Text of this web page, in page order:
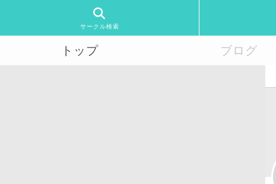
サークル検索
トップ ブログ